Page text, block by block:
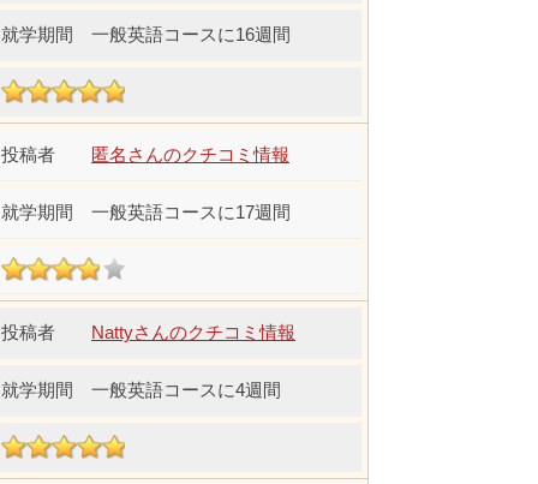
一般英語コースに16週間
匿名さんのクチコミ情報
一般英語コースに17週間
Nattyさんのクチコミ情報
一般英語コースに4週間